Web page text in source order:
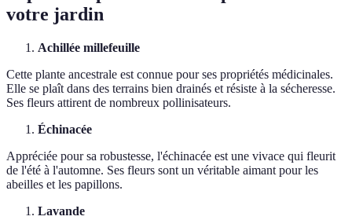
votre jardin
Achillée millefeuille
Cette plante ancestrale est connue pour ses propriétés médicinales.
Elle se plaît dans des terrains bien drainés et résiste à la sécheresse.
Ses fleurs attirent de nombreux pollinisateurs.
Échinacée
Appréciée pour sa robustesse, l'échinacée est une vivace qui fleurit
de l'été à l'automne. Ses fleurs sont un véritable aimant pour les
abeilles et les papillons.
Lavande